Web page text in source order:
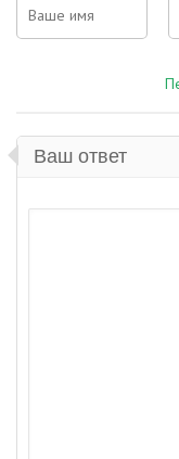
Ваш ответ